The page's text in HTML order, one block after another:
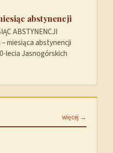
abstynencji
ABSTYNENCJI
miesiąca abstynencji
lecia Jasnogórskich
więcej →